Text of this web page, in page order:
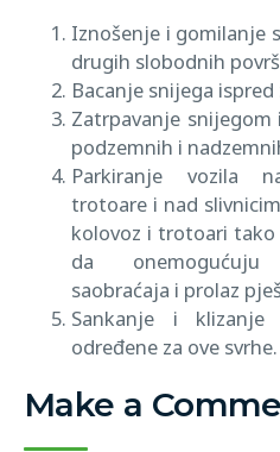
Iznošenje i gomilanje
drugih slobodnih
Bacanje snijega
Zatrpavanje snijegom
podzemnih i
Parkiranje vozila
trotoare i nad
kolovoz i trotoari tako
da
saobraćaja i prolaz
Sankanje i
određene za ove svrhe.
Make a